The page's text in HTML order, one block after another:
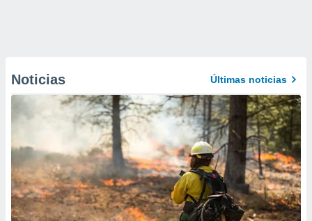
Noticias Últimas noticias